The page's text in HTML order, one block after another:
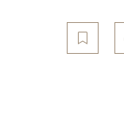
Nátrium